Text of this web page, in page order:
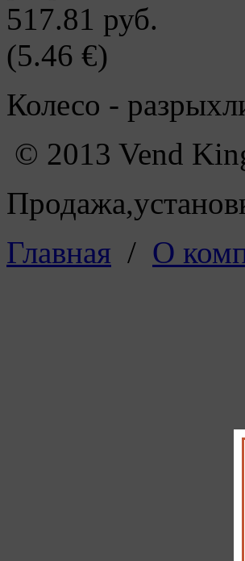
517.81 руб.
(5.46 €)
Колесо -
© 2013 Vend
Главная / О